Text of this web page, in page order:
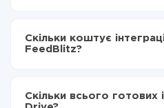
Тепер дані будуть
Chatwoot в FeedBlitz
становити від 5-ти до 30-
налаштування займає 10-15
Скільки коштує
FeedBlitz?
Ви оплачуєте лише
Скільки всього готових